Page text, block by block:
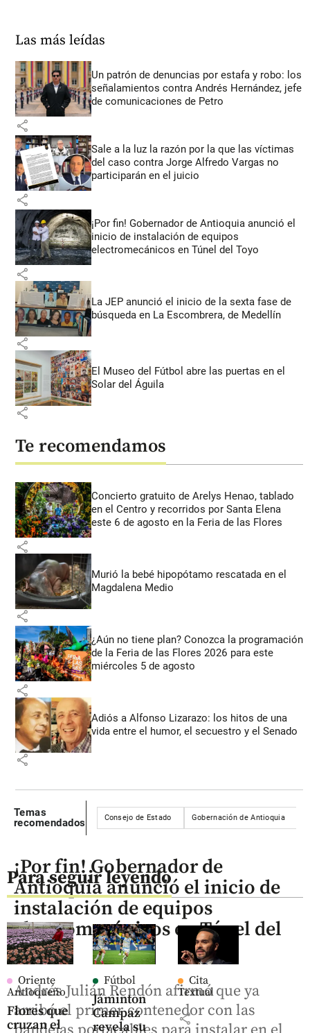
Las más leídas
Un patrón de denuncias por estafa y robo: los
señalamientos contra Andrés Hernández, jefe
de comunicaciones de Petro
share
Sale a la luz la razón por la que las víctimas
del caso contra Jorge Alfredo Vargas no
participarán en el juicio
share
¡Por fin! Gobernador de Antioquia anunció el
inicio de instalación de equipos
electromecánicos en Túnel del Toyo
share
La JEP anunció el inicio de la sexta fase de
búsqueda en La Escombrera, de Medellín
share
El Museo del Fútbol abre las puertas en el
Solar del Águila
share
Te recomendamos
Concierto gratuito de Arelys Henao, tablado
en el Centro y recorridos por Santa Elena
este 6 de agosto en la Feria de las Flores
share
Murió la bebé hipopótamo rescatada en el
Magdalena Medio
share
¿Aún no tiene plan? Conozca la programación
de la Feria de las Flores 2026 para este
miércoles 5 de agosto
share
Adiós a Alfonso Lizarazo: los hitos de una
vida entre el humor, el secuestro y el Senado
share
Temas
recomendados
Consejo de Estado Gobernación de Antioquia
Para seguir leyendo
Oriente
Antioqueño
Flores que
cruzan el
Fútbol
Jáminton
Campaz
revela su
Cita
Textual
share
¡Por fin! Gobernador de
Antioquia anunció el inicio de
instalación de equipos
electromecánicos en Túnel del
Toyo
Andrés Julián Rendón afirmó que ya
arribó el primer contenedor con las